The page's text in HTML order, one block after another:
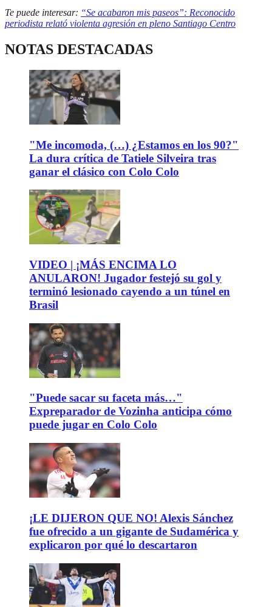
Te puede interesar: “Se acabaron mis paseos”: Reconocido
periodista relató violenta agresión en pleno Santiago Centro
NOTAS DESTACADAS
"Me incomoda, (…) ¿Estamos en los 90?"
La dura crítica de Tatiele Silveira tras
ganar el clásico con Colo Colo
VIDEO | ¡MÁS ENCIMA LO
ANULARON! Jugador festejó su gol y
terminó lesionado cayendo a un túnel en
Brasil
"Puede sacar su faceta más…"
Expreparador de Vozinha anticipa cómo
puede jugar en Colo Colo
¡LE DIJERON QUE NO! Alexis Sánchez
fue ofrecido a un gigante de Sudamérica y
explicaron por qué lo descartaron